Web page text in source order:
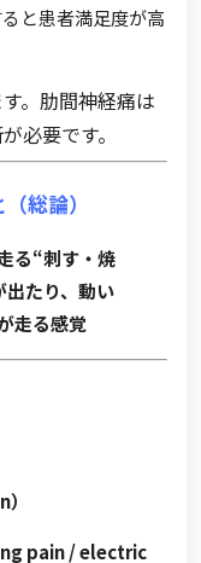
と患者満足度が高
。肋間神経痛は
必要です。
総論）
る“刺す・焼
たり、動い
走る感覚
pain / electric